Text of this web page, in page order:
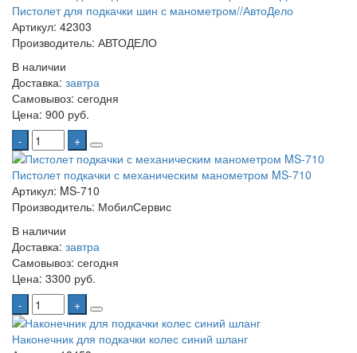
Пистолет для подкачки шин с манометром//АвтоДело
Артикул: 42303
Производитель: АВТОДЕЛО
В наличии
Доставка: завтра
Самовывоз: сегодня
Цена: 900 руб.
-
+
Пистолет подкачки с механическим манометром MS-710
Артикул: MS-710
Производитель: МобилСервис
В наличии
Доставка: завтра
Самовывоз: сегодня
Цена: 3300 руб.
-
+
Наконечник для подкачки колес синий шланг